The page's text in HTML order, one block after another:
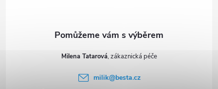
Milena Tatarová
milik@besta.cz